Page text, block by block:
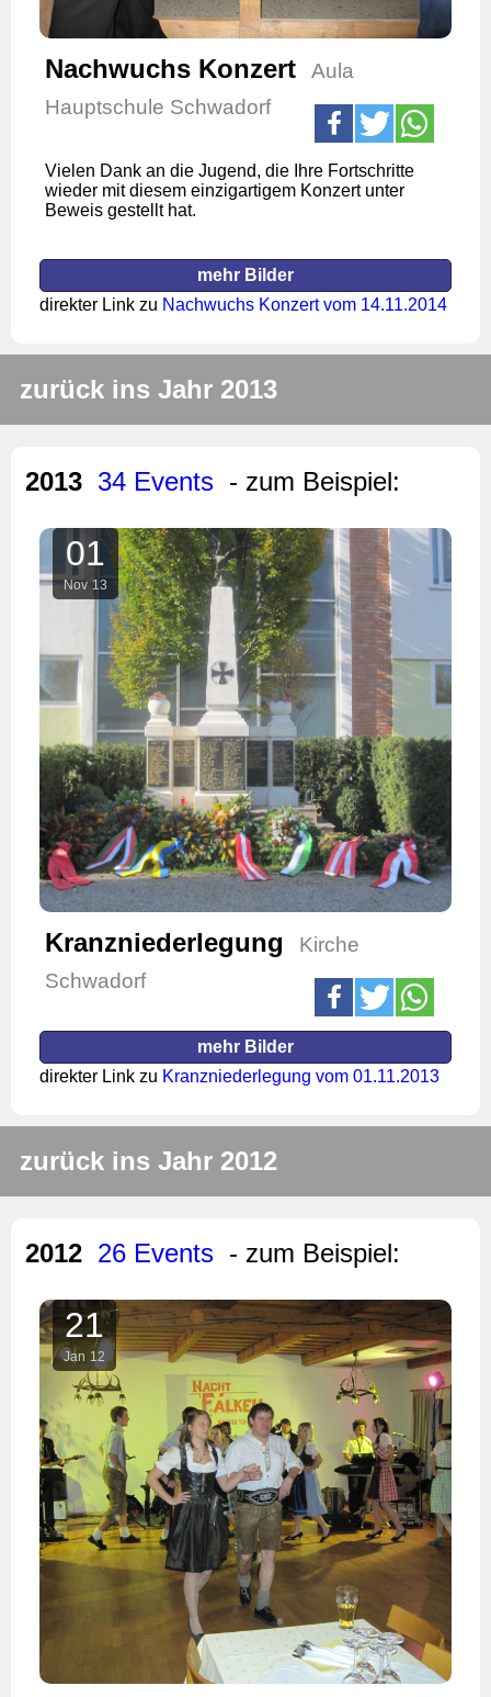
Nachwuchs Konzert
Aula
Hauptschule Schwadorf
Vielen Dank an die Jugend, die Ihre Fortschritte
wieder mit diesem einzigartigem Konzert unter
Beweis gestellt hat.
mehr Bilder
direkter Link zu Nachwuchs Konzert vom 14.11.2014
zurück ins Jahr 2013
2013 34 Events - zum Beispiel:
01
Nov 13
Kranzniederlegung
Kirche
Schwadorf
mehr Bilder
direkter Link zu Kranzniederlegung vom 01.11.2013
zurück ins Jahr 2012
2012 26 Events - zum Beispiel:
21
Jan 12